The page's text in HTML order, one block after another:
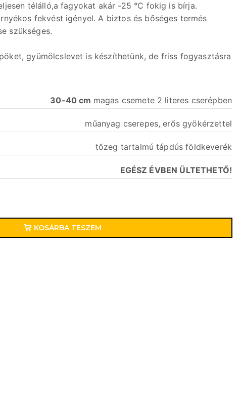
télálló,a fagyokat akár -25 °C fokig is bírja.
fekvést igényel. A biztos és bőséges termés
szükséges.
gyümölcslevet is készíthetünk, de friss fogyasztásra
30-40 cm magas csemete 2 literes cserépben
műanyag cserepes, erős gyökérzettel
tőzeg tartalmú tápdús földkeverék
EGÉSZ ÉVBEN ÜLTETHETŐ!
KOSÁRBA TESZEM